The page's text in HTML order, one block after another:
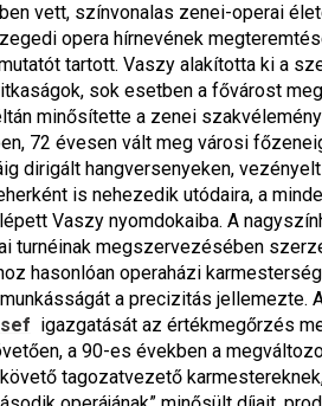
vett, színvonalas zenei-operai
opera hírnevének
tartott. Vaszy alakította ki a
sok esetben a fővárost
minősítette a zenei szakvélemény
72 évesen vált meg városi
dirigált hangversenyeken,
is nehezedik utódaira, a
Vaszy nyomdokaiba. A
turnéinak megszervezésében
hasonlóan operaházi
a precizitás
igazgatását az értékmegőrzés
a 90-es években a
tagozatvezető